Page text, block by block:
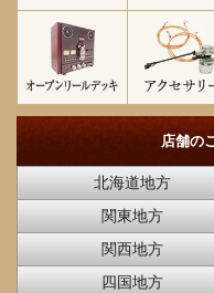
店舗の
北海道地方
関東地方
関西地方
四国地方